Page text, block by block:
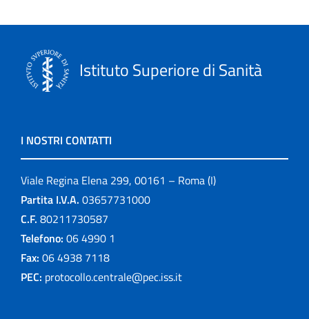
Istituto Superiore di Sanità
I NOSTRI CONTATTI
Viale Regina Elena 299, 00161 – Roma (I)
Partita I.V.A. 03657731000
C.F. 80211730587
Telefono: 06 4990 1
Fax: 06 4938 7118
PEC: protocollo.centrale@pec.iss.it